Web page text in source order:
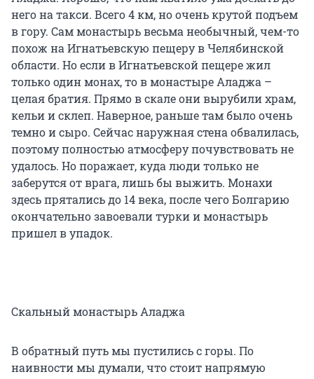
него на такси. Всего 4 км, но очень крутой подъем
в гору. Сам монастырь весьма необычный, чем-то
похож на Игнатьевскую пещеру в Челябинской
области. Но если в Игнатьевской пещере жил
только один монах, то в монастыре Аладжа –
целая братия. Прямо в скале они вырубили храм,
кельи и склеп. Наверное, раньше там было очень
темно и сыро. Сейчас наружная стена обвалилась,
поэтому полностью атмосферу почувствовать не
удалось. Но поражает, куда люди только не
заберутся от врага, лишь бы выжить. Монахи
здесь прятались до 14 века, после чего Болгарию
окончательно завоевали турки и монастырь
пришел в упадок.
Скальный монастырь Аладжа
В обратный путь мы пустились с горы. По
наивности мы думали, что стоит напрямую